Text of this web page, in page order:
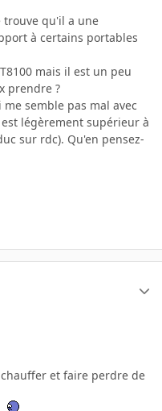
trouve qu'il a une
à certains portables
mais il est un peu
prendre ?
me semble pas mal avec
légèrement supérieur à
sur rdc). Qu'en pensez-
et faire perdre de